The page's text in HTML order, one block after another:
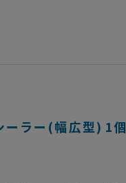
ーラー(幅広型) 1個